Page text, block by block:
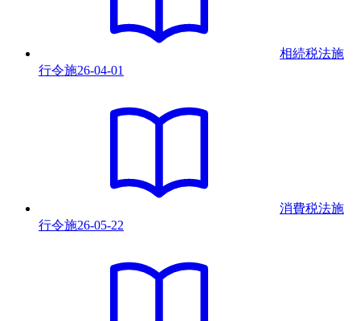
相続税法施
行令施26-04-01
消費税法施
行令施26-05-22